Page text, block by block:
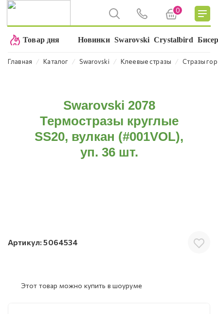
0
Товар дня Новинки Swarovski Crystalbird
Главная ⁄ Каталог ⁄ Swarovski ⁄ Клеевые стразы ⁄ Стразы
Swarovski 2078
Термостразы круглые
SS20, вулкан (#001VOL),
уп. 36 шт.
Артикул: 5064534
Этот товар можно купить в шоуруме